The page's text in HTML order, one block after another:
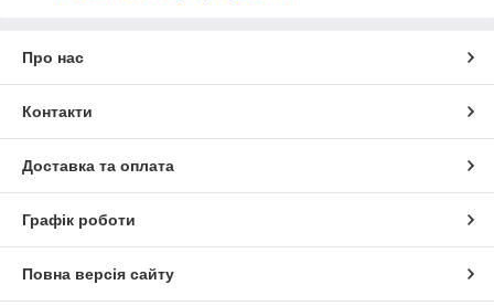
Про нас
Контакти
Доставка та оплата
Графік роботи
Повна версія сайту